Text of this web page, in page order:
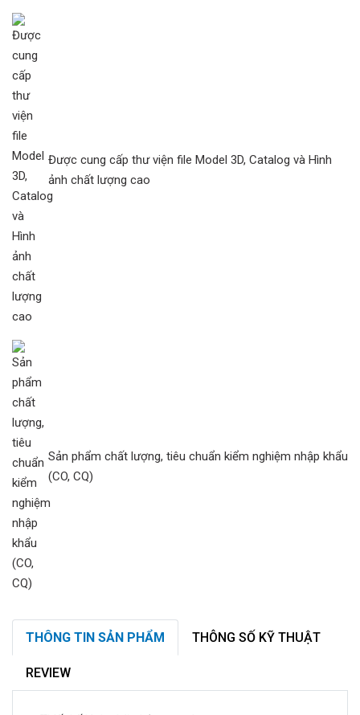
Được cung cấp thư viện file Model 3D, Catalog và Hình
ảnh chất lượng cao
Sản phẩm chất lượng, tiêu chuẩn kiểm nghiệm nhập khẩu
(CO, CQ)
THÔNG TIN SẢN PHẨM THÔNG SỐ KỸ THUẬT
REVIEW